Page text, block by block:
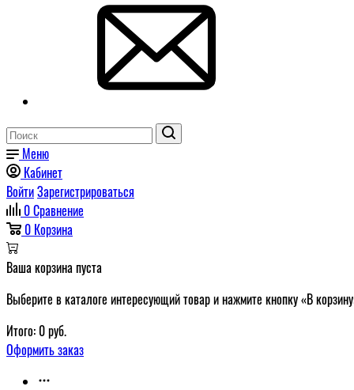
Меню
Кабинет
ВойтиЗарегистрироваться
0Сравнение
0 Корзина
Ваша корзина пуста
Выберите в каталоге интересующий товар и нажмите кнопку «В
Итого: 0руб.
Оформить заказ